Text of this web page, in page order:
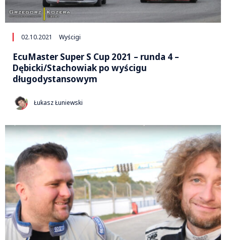
02.10.2021 Wyścigi
EcuMaster Super S Cup 2021 – runda 4 –
Dębicki/Stachowiak po wyścigu
długodystansowym
Łukasz Łuniewski